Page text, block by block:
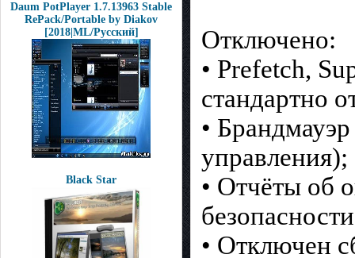
Daum PotPlayer 1.7.13963 Stable
RePack/Portable by Diakov
[2018|ML/Русский]
Black Star
Отключено:
• Prefetch,
стандартно
•
управления);
• Отчёты об
• Отключен